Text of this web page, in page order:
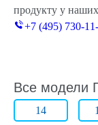
продукту у
+7 (495) 730-
Все модели
14